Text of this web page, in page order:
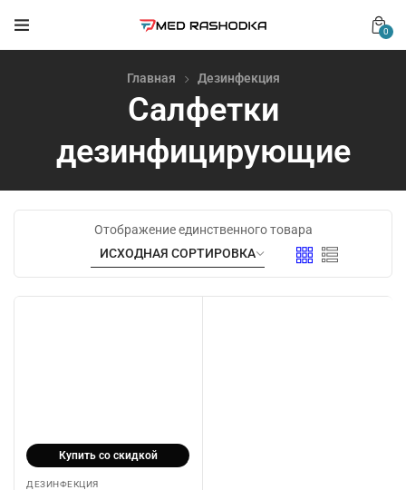
0
Главная Дезинфекция
Салфетки
дезинфицирующие
Отображение единственного товара
Купить со скидкой
ДЕЗИНФЕКЦИЯ